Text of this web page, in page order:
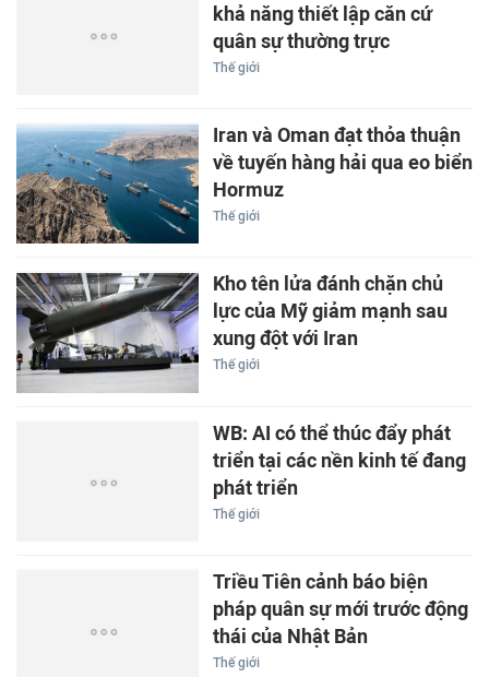
khả năng thiết lập căn cứ
quân sự thường trực
Thế giới
Iran và Oman đạt thỏa thuận
về tuyến hàng hải qua eo biển
Hormuz
Thế giới
Kho tên lửa đánh chặn chủ
lực của Mỹ giảm mạnh sau
xung đột với Iran
Thế giới
WB: AI có thể thúc đẩy phát
triển tại các nền kinh tế đang
phát triển
Thế giới
Triều Tiên cảnh báo biện
pháp quân sự mới trước động
thái của Nhật Bản
Thế giới